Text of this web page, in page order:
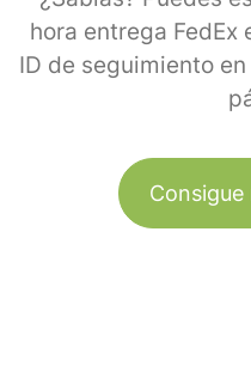
hora entrega FedEx
ID de seguimiento